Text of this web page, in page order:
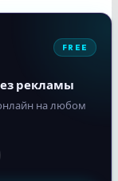
FREE
рекламы
на любом